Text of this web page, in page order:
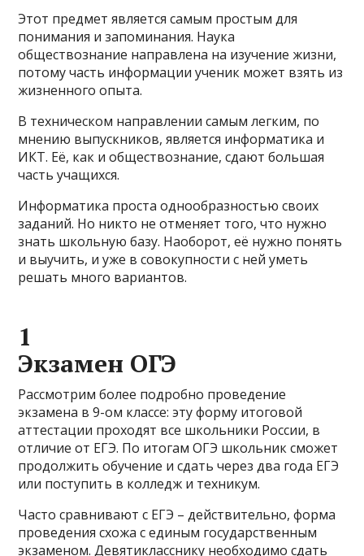
Этот предмет является самым простым для
понимания и запоминания. Наука
обществознание направлена на изучение жизни,
потому часть информации ученик может взять из
жизненного опыта.
В техническом направлении самым легким, по
мнению выпускников, является информатика и
ИКТ. Её, как и обществознание, сдают большая
часть учащихся.
Информатика проста однообразностью своих
заданий. Но никто не отменяет того, что нужно
знать школьную базу. Наоборот, её нужно понять
и выучить, и уже в совокупности с ней уметь
решать много вариантов.
1
Экзамен ОГЭ
Рассмотрим более подробно проведение
экзамена в 9-ом классе: эту форму итоговой
аттестации проходят все школьники России, в
отличие от ЕГЭ. По итогам ОГЭ школьник сможет
продолжить обучение и сдать через два года ЕГЭ
или поступить в колледж и техникум.
Часто сравнивают с ЕГЭ – действительно, форма
проведения схожа с единым государственным
экзаменом. Девятикласснику необходимо сдать